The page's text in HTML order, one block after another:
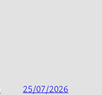
25/07/2026